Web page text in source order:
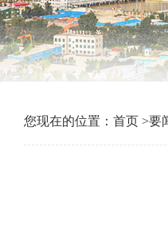
您现在的位置： 首页 >要